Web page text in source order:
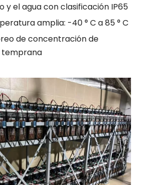
y el agua con clasificación IP65
amplia: -40 ° C a 85 ° C
de concentración de
temprana